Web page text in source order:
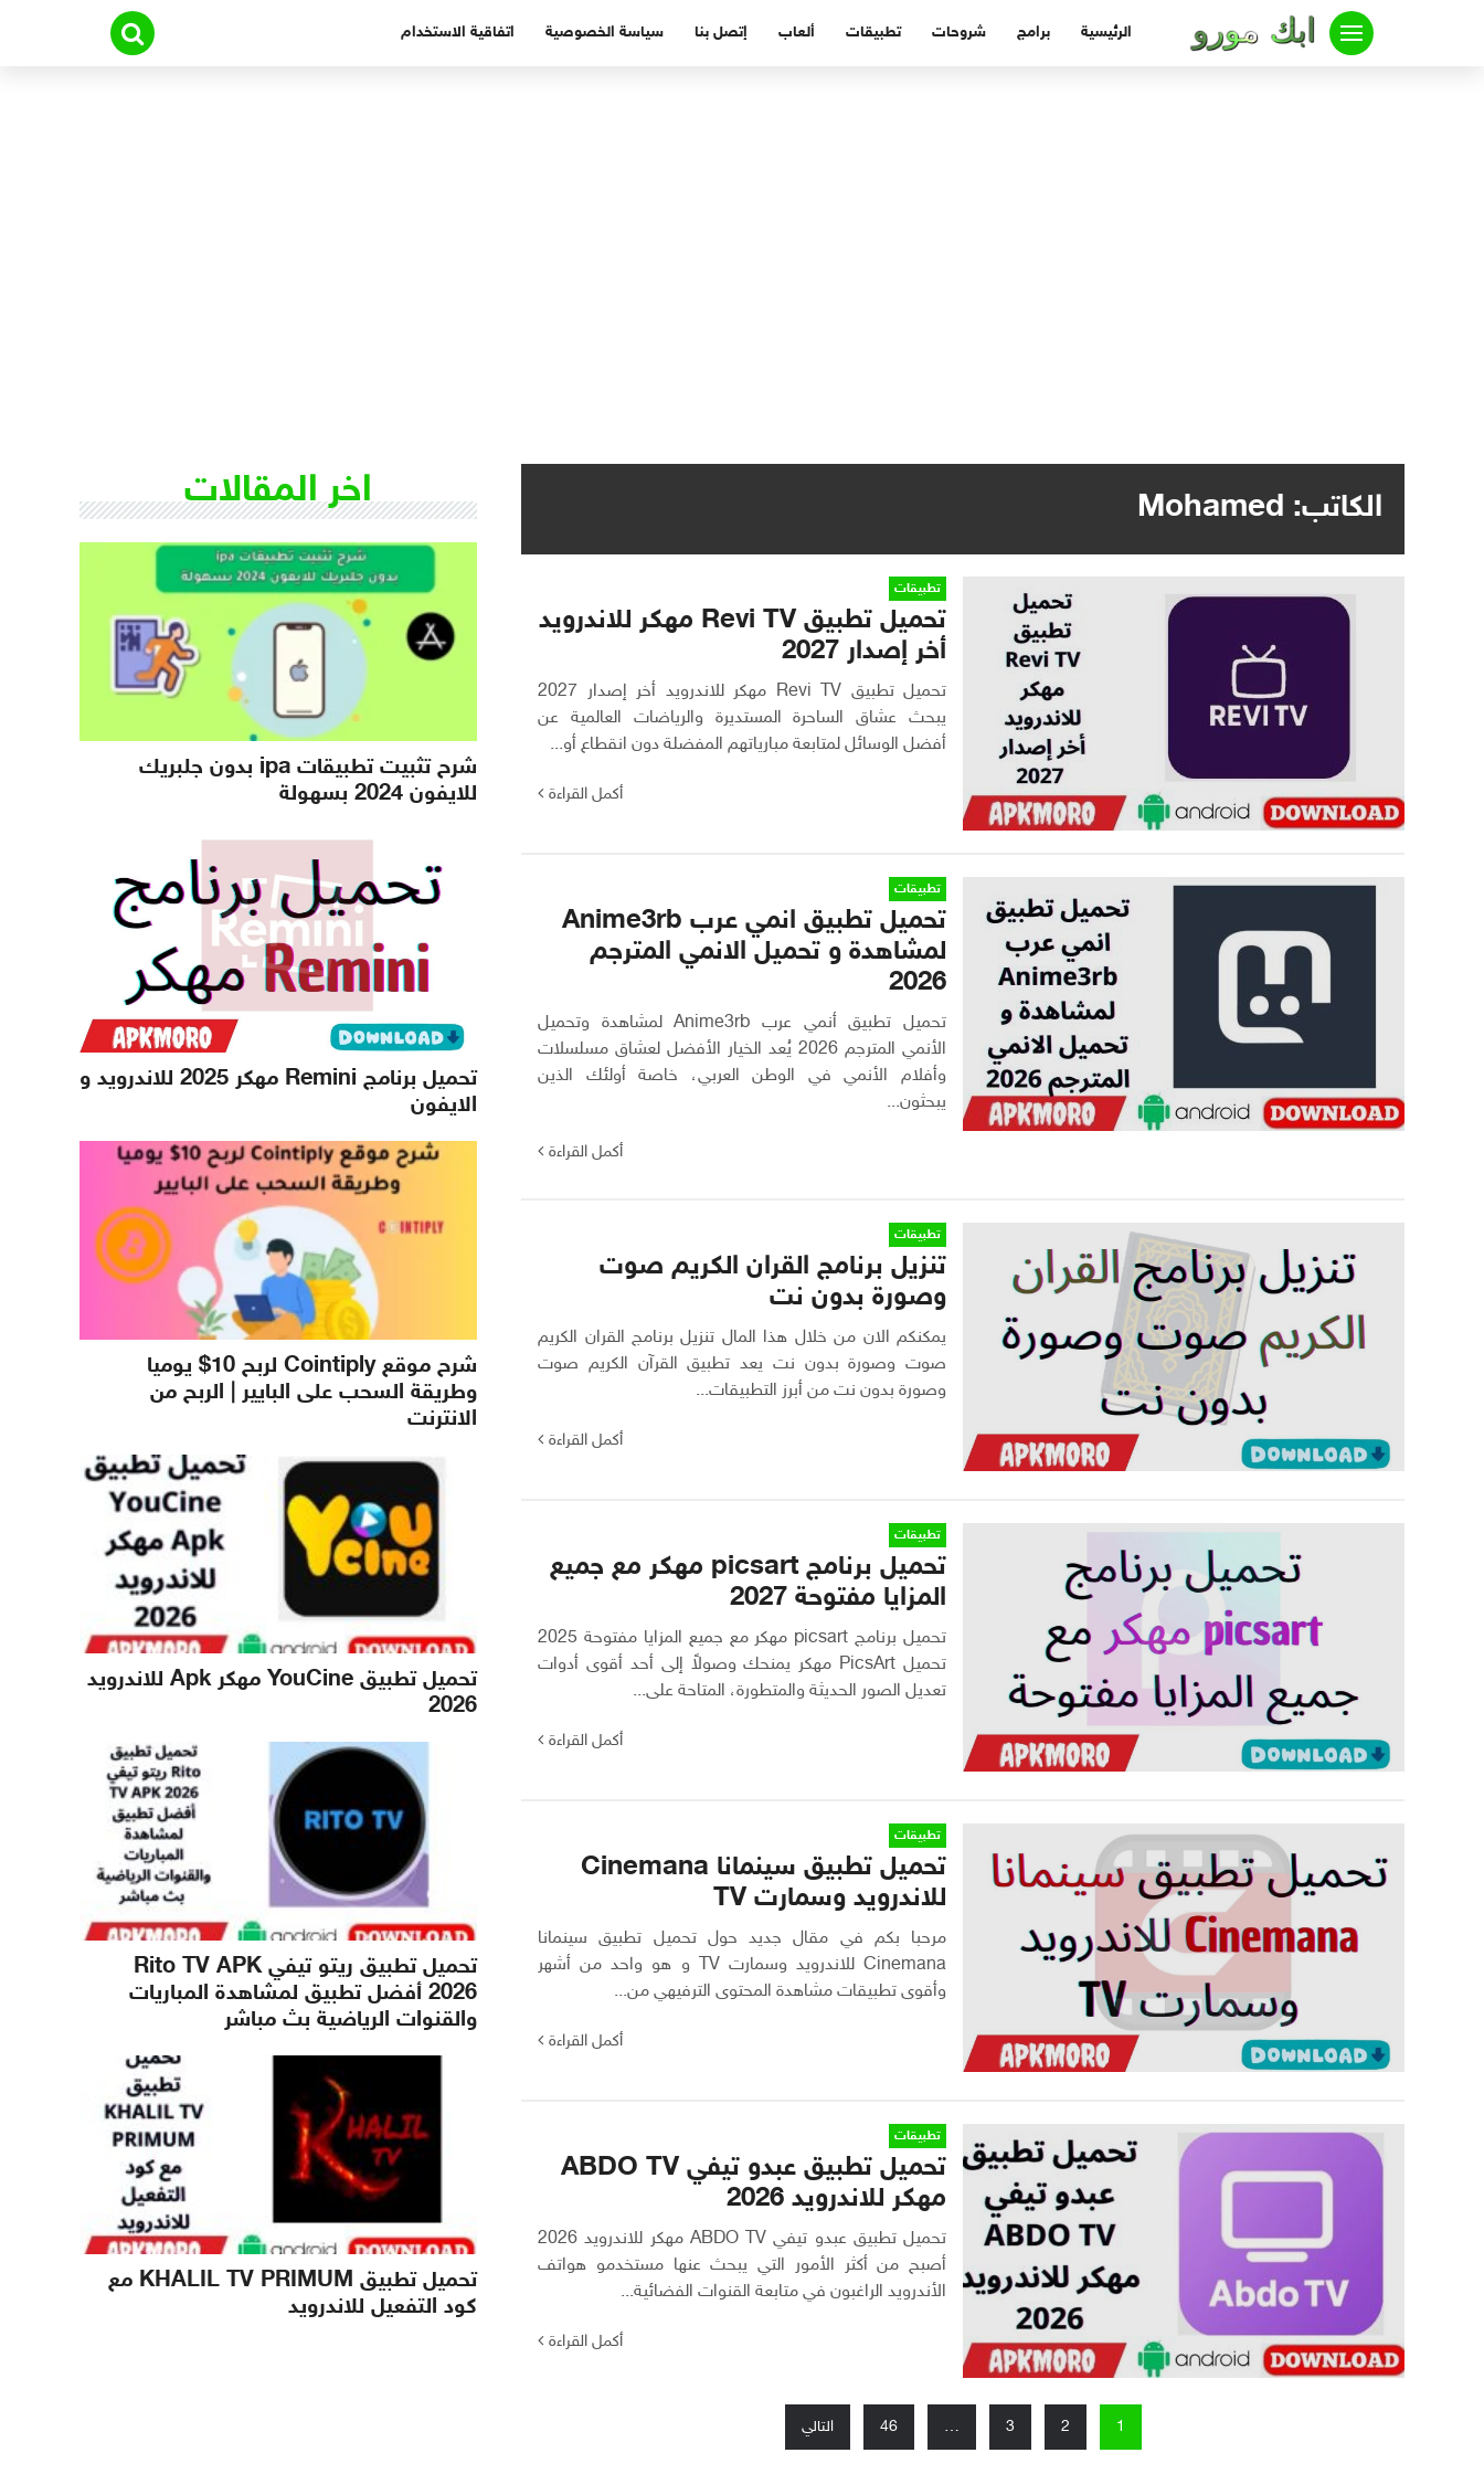
الرئيسية برامج شروحات تطبيقات ألعاب إتصل بنا سياسة الخصوصية اتفاقية الاستخدام
الكاتب: Mohamed
تطبيقات
تحميل تطبيق Revi TV مهكر للاندرويد
أخر إصدار 2027
تحميل تطبيق Revi TV مهكر للاندرويد أخر إصدار 2027
يبحث عشاق الساحرة المستديرة والرياضات العالمية عن
أفضل الوسائل لمتابعة مبارياتهم المفضلة دون انقطاع أو...
أكمل القراءة
تطبيقات
تحميل تطبيق انمي عرب Anime3rb
لمشاهدة و تحميل الانمي المترجم
2026
تحميل تطبيق أنمي عرب Anime3rb لمشاهدة وتحميل
الأنمي المترجم 2026 يُعد الخيار الأفضل لعشاق مسلسلات
وأفلام الأنمي في الوطن العربي، خاصة أولئك الذين
يبحثون...
أكمل القراءة
تطبيقات
تنزيل برنامج القران الكريم صوت
وصورة بدون نت
يمكنكم الان من خلال هذا المال تنزيل برنامج القران الكريم
صوت وصورة بدون نت يعد تطبيق القرآن الكريم صوت
وصورة بدون نت من أبرز التطبيقات...
أكمل القراءة
تطبيقات
تحميل برنامج picsart مهكر مع جميع
المزايا مفتوحة 2027
تحميل برنامج picsart مهكر مع جميع المزايا مفتوحة 2025
تحميل PicsArt مهكر يمنحك وصولاً إلى أحد أقوى أدوات
تعديل الصور الحديثة والمتطورة، المتاحة على...
أكمل القراءة
تطبيقات
تحميل تطبيق سينمانا Cinemana
للاندرويد وسمارت TV
مرحبا بكم في مقال جديد حول تحميل تطبيق سينمانا
Cinemana للاندرويد وسمارت TV و هو واحد من أشهر
وأقوى تطبيقات مشاهدة المحتوى الترفيهي من...
أكمل القراءة
تطبيقات
تحميل تطبيق عبدو تيفي ABDO TV
مهكر للاندرويد 2026
تحميل تطبيق عبدو تيفي ABDO TV مهكر للاندرويد 2026
أصبح من أكثر الأمور التي يبحث عنها مستخدمو هواتف
الأندرويد الراغبون في متابعة القنوات الفضائية...
أكمل القراءة
1
2
3
…
46 التالي
اخر المقالات
شرح تثبيت تطبيقات ipa بدون جلبريك
للايفون 2024 بسهولة
تحميل برنامج Remini مهكر 2025 للاندرويد و
الايفون
شرح موقع Cointiply لربح 10$ يوميا
وطريقة السحب على البايير | الربح من
الانترنت
تحميل تطبيق YouCine مهكر Apk للاندرويد
2026
تحميل تطبيق ريتو تيفي Rito TV APK
2026 أفضل تطبيق لمشاهدة المباريات
والقنوات الرياضية بث مباشر
تحميل تطبيق KHALIL TV PRIMUM مع
كود التفعيل للاندرويد